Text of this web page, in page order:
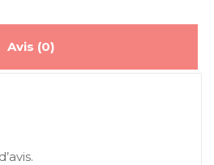
Avis (0)